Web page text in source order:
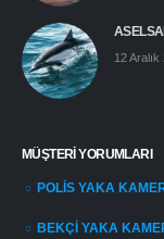
12 Aralık
MÜŞTERI YORUMLARI
POLİS YAKA
BEKÇİ YAKA